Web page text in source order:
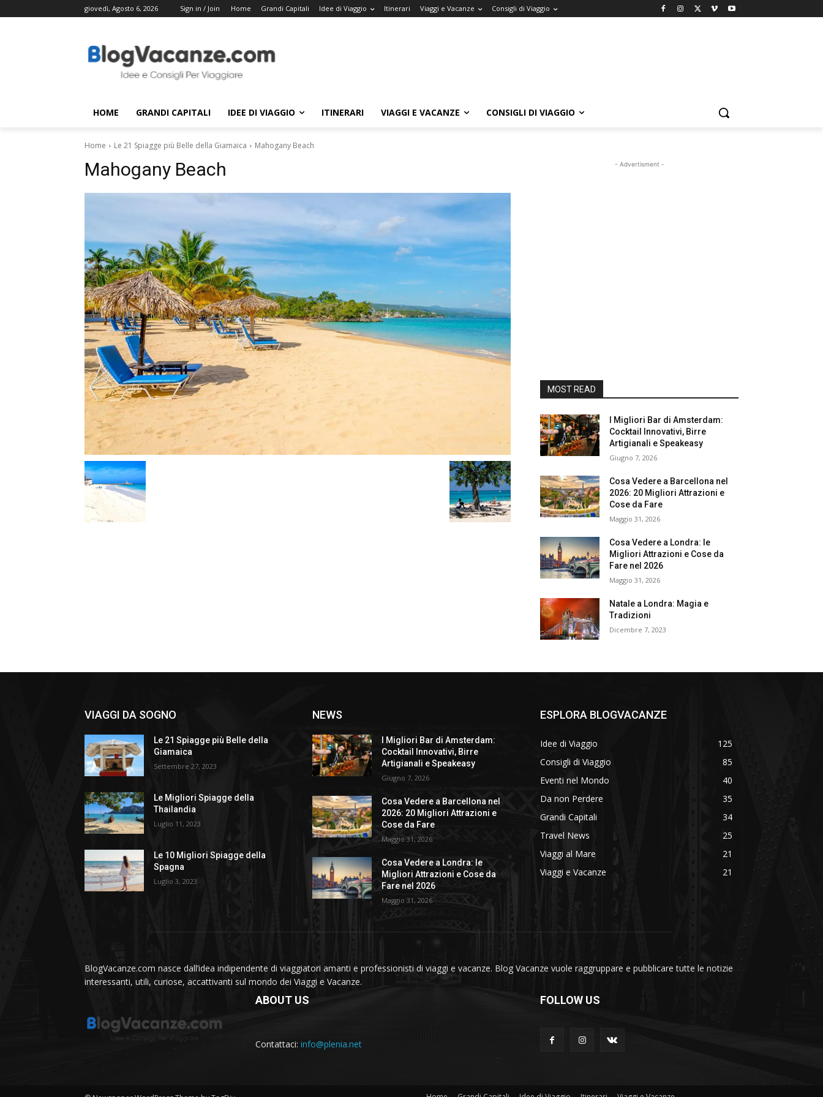
giovedì, Agosto 6, 2026 Sign in / Join Home Grandi Capitali Idee di Viaggio Itinerari Viaggi e Vacanze Consigli di Viaggio
HOME GRANDI CAPITALI IDEE DI VIAGGIO ITINERARI VIAGGI E VACANZE CONSIGLI DI VIAGGIO
Home Le 21 Spiagge più Belle della Giamaica Mahogany Beach
Mahogany Beach - Advertisment -
MOST READ
I Migliori Bar di Amsterdam:
Cocktail Innovativi, Birre
Artigianali e Speakeasy
Giugno 7, 2026
Cosa Vedere a Barcellona nel
2026: 20 Migliori Attrazioni e
Cose da Fare
Maggio 31, 2026
Cosa Vedere a Londra: le
Migliori Attrazioni e Cose da
Fare nel 2026
Maggio 31, 2026
Natale a Londra: Magia e
Tradizioni
Dicembre 7, 2023
VIAGGI DA SOGNO
Le 21 Spiagge più Belle della
Giamaica
Settembre 27, 2023
Le Migliori Spiagge della
Thailandia
Luglio 11, 2023
Le 10 Migliori Spiagge della
Spagna
Luglio 3, 2023
NEWS
I Migliori Bar di Amsterdam:
Cocktail Innovativi, Birre
Artigianali e Speakeasy
Giugno 7, 2026
Cosa Vedere a Barcellona nel
2026: 20 Migliori Attrazioni e
Cose da Fare
Maggio 31, 2026
Cosa Vedere a Londra: le
Migliori Attrazioni e Cose da
Fare nel 2026
Maggio 31, 2026
ESPLORA BLOGVACANZE
Idee di Viaggio
125
Consigli di Viaggio
85
Eventi nel Mondo
40
Da non Perdere
35
Grandi Capitali
34
Travel News
25
Viaggi al Mare
21
Viaggi e Vacanze
21
BlogVacanze.com nasce dall’idea indipendente di viaggiatori amanti e professionisti di viaggi e vacanze. Blog Vacanze vuole raggruppare e pubblicare tutte le notizie
interessanti, utili, curiose, accattivanti sul mondo dei Viaggi e Vacanze.
ABOUT US
Contattaci: info@plenia.net
FOLLOW US